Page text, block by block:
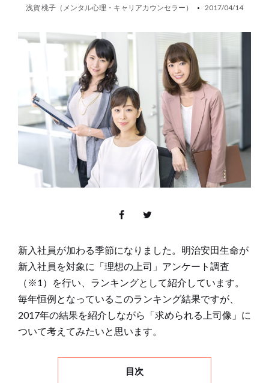
浅賀 桃子（メンタル心理・キャリアカウンセラー） 2017/04/14
新入社員が加わる季節になりました。明治安田生命が
新入社員を対象に「理想の上司」アンケート調査
（※1）を行い、ランキングとして紹介しています。
毎年恒例となっているこのランキング結果ですが、
2017年の結果を紹介しながら「求められる上司像」に
ついて考えてみたいと思います。
目次